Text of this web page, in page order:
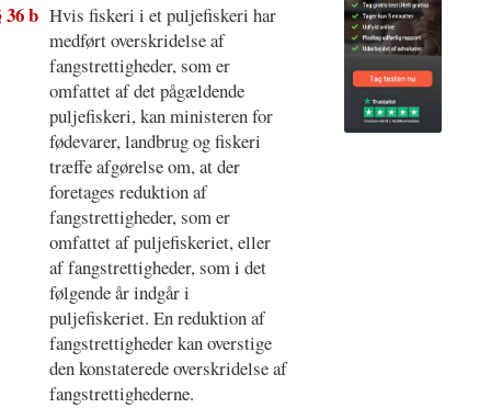
36 b Hvis fiskeri i et puljefiskeri har
medført overskridelse af
fangstrettigheder, som er
omfattet af det pågældende
puljefiskeri, kan ministeren for
fødevarer, landbrug og fiskeri
træffe afgørelse om, at der
foretages reduktion af
fangstrettigheder, som er
omfattet af puljefiskeriet, eller
af fangstrettigheder, som i det
følgende år indgår i
puljefiskeriet. En reduktion af
fangstrettigheder kan overstige
den konstaterede overskridelse af
fangstrettighederne.